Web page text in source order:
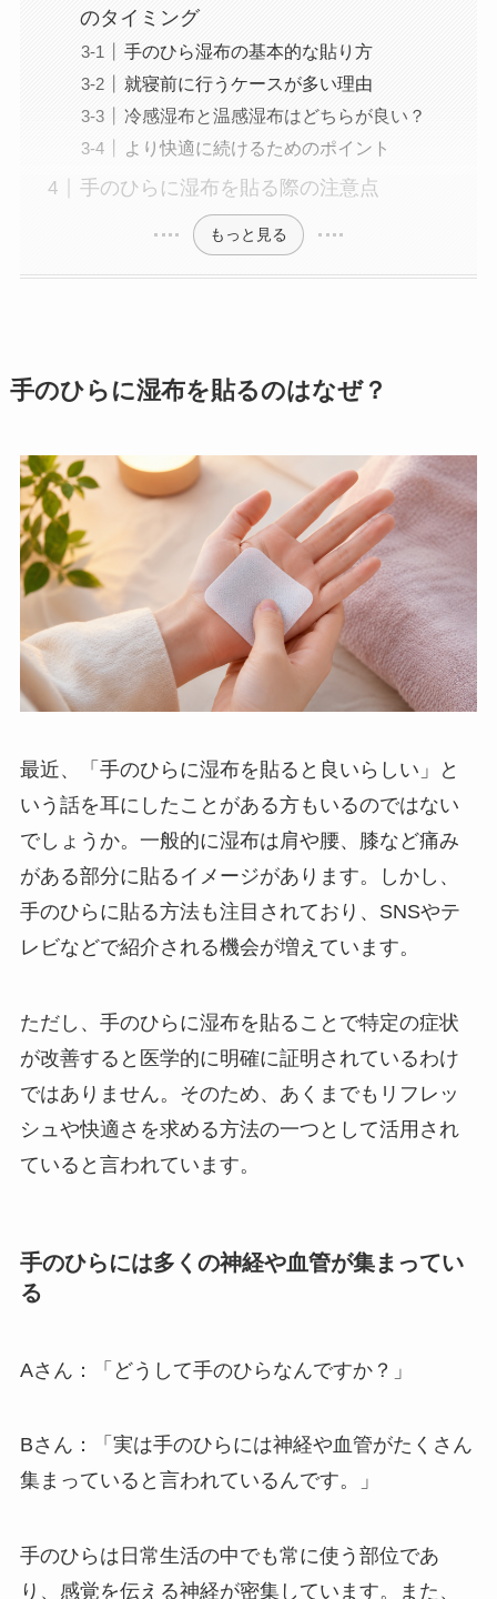
のタイミング
手のひら湿布の基本的な貼り方
就寝前に行うケースが多い理由
冷感湿布と温感湿布はどちらが良い？
より快適に続けるためのポイント
手のひらに湿布を貼る際の注意点
もっと見る
手のひらに湿布を貼るのはなぜ？
最近、「手のひらに湿布を貼ると良いらしい」と
いう話を耳にしたことがある方もいるのではない
でしょうか。一般的に湿布は肩や腰、膝など痛み
がある部分に貼るイメージがあります。しかし、
手のひらに貼る方法も注目されており、SNSやテ
レビなどで紹介される機会が増えています。
ただし、手のひらに湿布を貼ることで特定の症状
が改善すると医学的に明確に証明されているわけ
ではありません。そのため、あくまでもリフレッ
シュや快適さを求める方法の一つとして活用され
ていると言われています。
手のひらには多くの神経や血管が集まってい
る
Aさん：「どうして手のひらなんですか？」
Bさん：「実は手のひらには神経や血管がたくさん
集まっていると言われているんです。」
手のひらは日常生活の中でも常に使う部位であ
り、感覚を伝える神経が密集しています。また、